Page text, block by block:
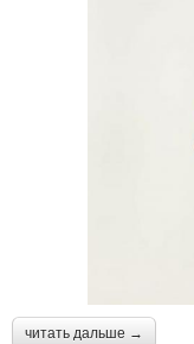
читать дальше →